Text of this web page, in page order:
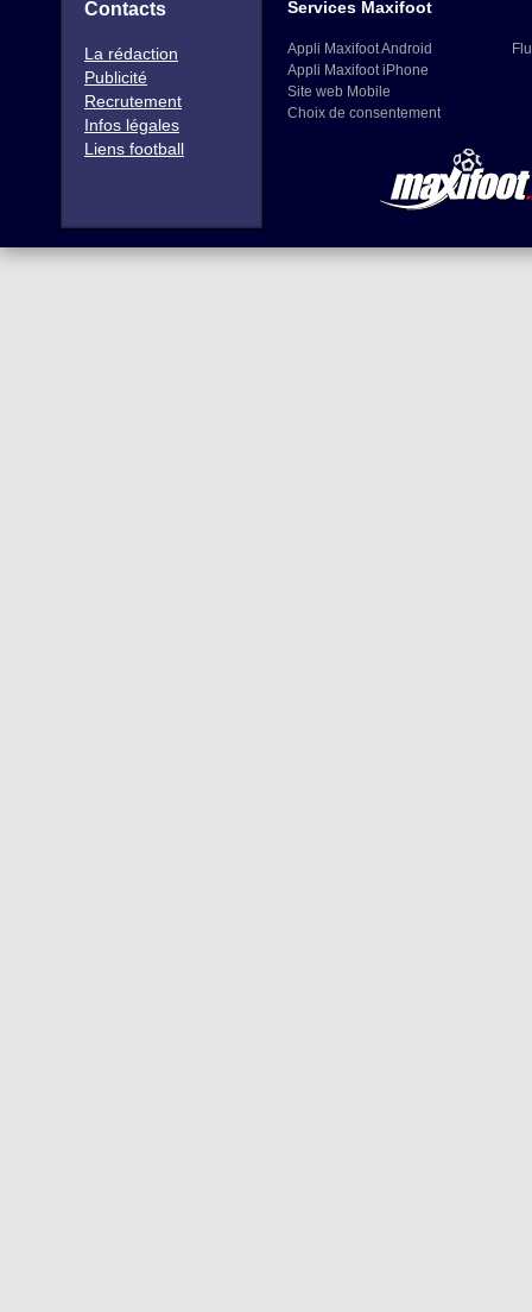
Contacts
La rédaction
Publicité
Recrutement
Infos légales
Liens football
Services Maxifoot
Appli Maxifoot Android
Appli Maxifoot iPhone
Site web Mobile
Choix de consentement